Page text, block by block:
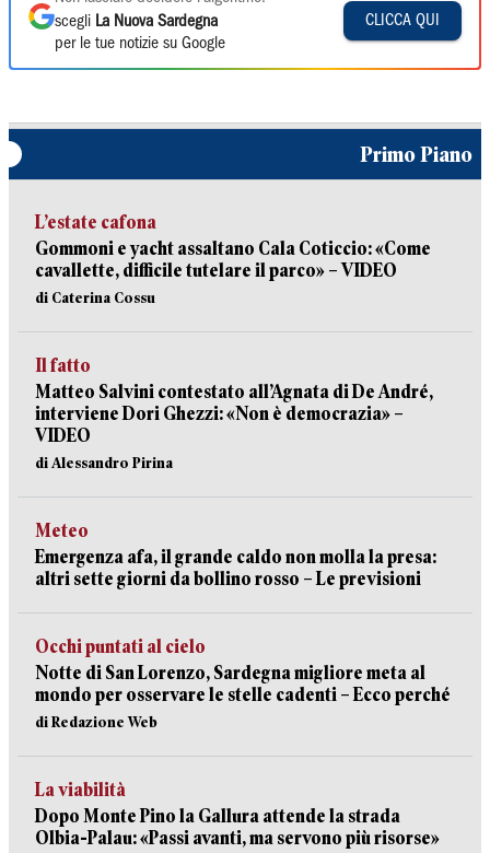
scegli La Nuova Sardegna
per le tue notizie su Google
CLICCA QUI
Primo Piano
L’estate cafona
Gommoni e yacht assaltano Cala Coticcio: «Come
cavallette, difficile tutelare il parco» – VIDEO
di Caterina Cossu
Il fatto
Matteo Salvini contestato all’Agnata di De André,
interviene Dori Ghezzi: «Non è democrazia» –
VIDEO
di Alessandro Pirina
Meteo
Emergenza afa, il grande caldo non molla la presa:
altri sette giorni da bollino rosso – Le previsioni
Occhi puntati al cielo
Notte di San Lorenzo, Sardegna migliore meta al
mondo per osservare le stelle cadenti – Ecco perché
di Redazione Web
La viabilità
Dopo Monte Pino la Gallura attende la strada
Olbia-Palau: «Passi avanti, ma servono più risorse»